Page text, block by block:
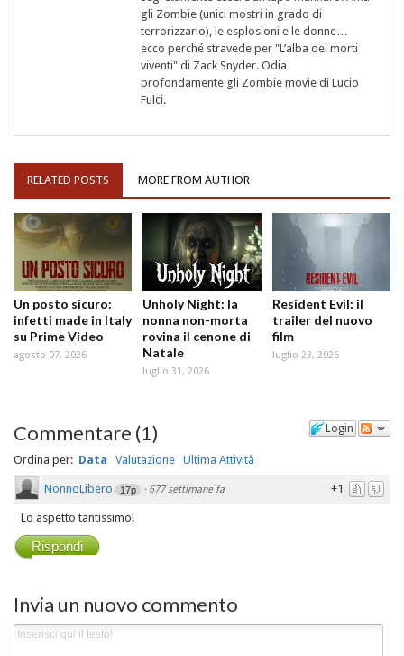
gli Zombie (unici mostri in grado di
terrorizzarlo), le esplosioni e le donne…
ecco perché stravede per "L’alba dei morti
viventi" di Zack Snyder. Odia
profondamente gli Zombie movie di Lucio
Fulci.
RELATED POSTS MORE FROM AUTHOR
Un posto sicuro:
infetti made in Italy
su Prime Video
agosto 07, 2026
Unholy Night: la
nonna non-morta
rovina il cenone di
Natale
luglio 31, 2026
Resident Evil: il
trailer del nuovo
film
luglio 23, 2026
Login
Commentare (1)
Ordina per: Data Valutazione Ultima Attività
+1
NonnoLibero 17p · 677 settimane fa
Lo aspetto tantissimo!
Rispondi
Invia un nuovo commento